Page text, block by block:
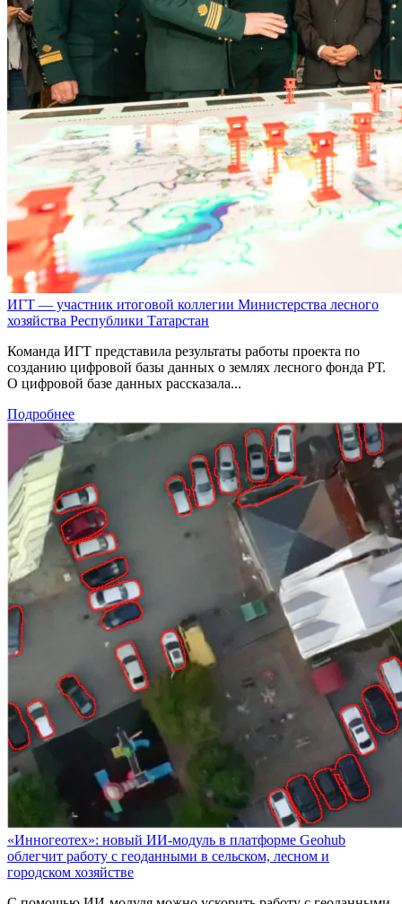
ИГТ — участник итоговой коллегии Министерства лесного
хозяйства Республики Татарстан
Команда ИГТ представила результаты работы проекта по
созданию цифровой базы данных о землях лесного фонда РТ.
О цифровой базе данных рассказала...
Подробнее
«Инногеотех»: новый ИИ-модуль в платформе Geohub
облегчит работу с геоданными в сельском, лесном и
городском хозяйстве